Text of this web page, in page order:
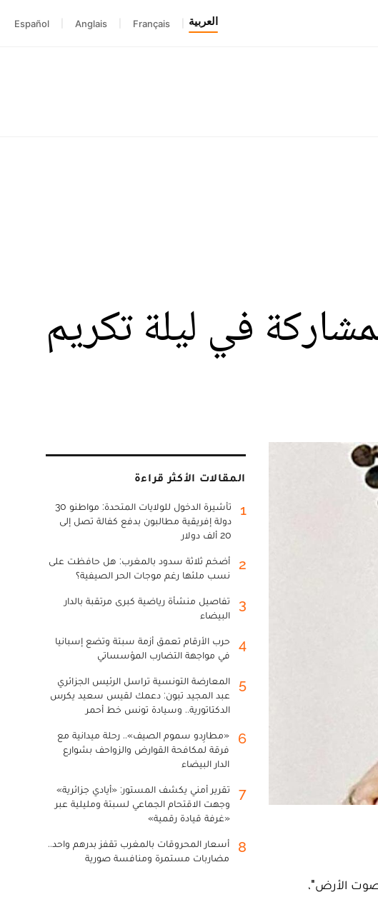
العربية Français
Anglais
Español
في ليلة تكريم
الأرض"،
المقالات الأكثر قراءة
1
تأشيرة الدخول للولايات المتحدة: مواطنو 30
دولة إفريقية مطالبون بدفع كفالة تصل إلى
20 ألف دولار
2
أضخم ثلاثة سدود بالمغرب: هل حافظت على
نسب ملئها رغم موجات الحر الصيفية؟
3
تفاصيل منشأة رياضية كبرى مرتقبة بالدار
البيضاء
4
حرب الأرقام تعمق أزمة سبتة وتضع إسبانيا
في مواجهة التضارب المؤسساتي
5
المعارضة التونسية تراسل الرئيس الجزائري
عبد المجيد تبون: دعمك لقيس سعيد يكرس
الدكتاتورية.. وسيادة تونس خط أحمر
6
«مطارِدو سموم الصيف».. رحلة ميدانية مع
فرقة لمكافحة القوارض والزواحف بشوارع
الدار البيضاء
7
تقرير أمني يكشف المستور: «أيادي جزائرية»
وجهت الاقتحام الجماعي لسبتة ومليلية عبر
«غرفة قيادة رقمية»
8
أسعار المحروقات بالمغرب تقفز بدرهم واحد..
مضاربات مستمرة ومنافسة صورية